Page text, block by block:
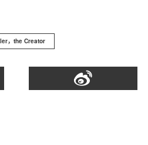
，the Creator